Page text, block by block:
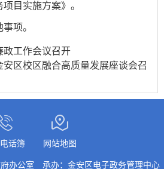
目实施方案》。
项。
政工作会议召开
安区校区融合高质量发展座谈会召
话簿 网站地图
办公室 承办：金安区电子政务管理中心